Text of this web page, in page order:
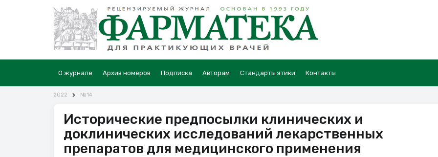
О журнале Архив номеров Подписка Авторам Стандарты этики Контакты
2022 №14
Исторические предпосылки клинических и
доклинических исследований лекарственных
препаратов для медицинского применения